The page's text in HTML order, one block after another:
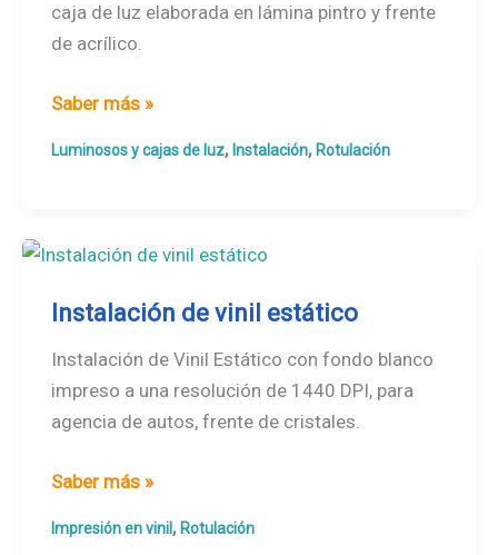
caja de luz elaborada en lámina pintro y frente
de acrílico.
Letrero
espectacular
Saber más »
Luminosos y cajas de luz, Instalación, Rotulación
Instalación de vinil estático
Instalación de Vinil Estático con fondo blanco
impreso a una resolución de 1440 DPI, para
agencia de autos, frente de cristales.
Instalación
vinil
Saber más »
Impresión en vinil, Rotulación